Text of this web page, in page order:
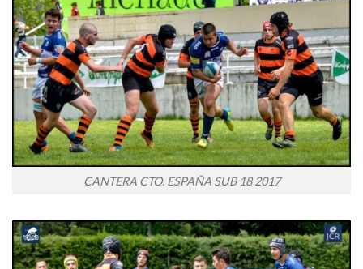
CANTERA CTO. ESPAÑA SUB 18 2017